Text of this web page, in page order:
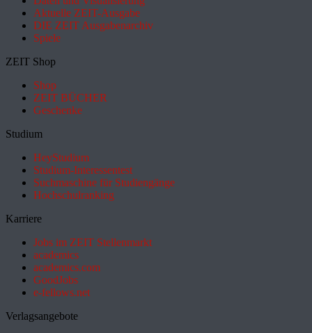
Aktuelle ZEIT-Ausgabe
DIE ZEIT Ausgabenarchiv
Spiele
ZEIT Shop
Shop
ZEIT BÜCHER
Geschenke
Studium
HeyStudium
Studium-Interessentest
Suchmaschine für Studiengänge
Hochschulranking
Karriere
Jobs im ZEIT Stellenmarkt
academics
academics.com
GoodJobs
e-fellows.net
Verlagsangebote